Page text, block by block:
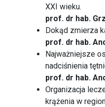
XXI wieku.
prof. dr hab.
Dokąd zmierza
prof. dr hab.
Najważniejsze
nadciśnienia
prof. dr hab.
Organizacja
krążenia w